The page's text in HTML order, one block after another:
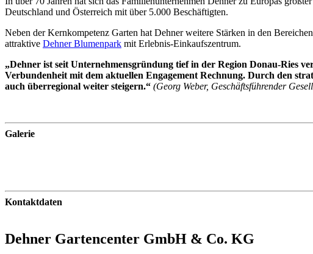
Deutschland und Österreich mit über 5.000 Beschäftigten.
Neben der Kernkompetenz Garten hat Dehner weitere Stärken in den
attraktive Dehner Blumenpark mit Erlebnis-Einkaufszentrum.
„Dehner ist seit Unternehmensgründung tief in der Region Donau-Ries
Verbundenheit mit dem aktuellen Engagement Rechnung. Durch den
auch überregional weiter steigern.“ (Georg Weber, Geschäftsführender
Galerie
Kontaktdaten
Dehner Gartencenter GmbH & Co. KG